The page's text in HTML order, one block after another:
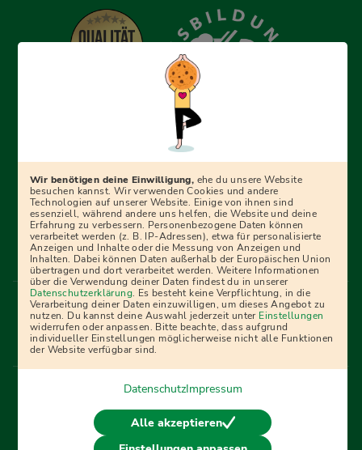
Erfolgreich bewerben mit Ausbildungspark: Wir
begleiten dich Schritt für Schritt bei deinem Start in den
Beruf oder ins Studium – mit smarten E-Learning-Tools,
Ratgebern und Prüfungspaketen, interaktiven
Videokursen und vielem mehr. Für alle, die was werden
wollen!
Menü Fußleiste
Impressum Bildquellen Presse
Mediadaten
Partner
AGB Datenschutz
Widerrufsbelehrung
Bestellung
Affiliate Partner Cookies
Vertrag widerrufen
Wir benötigen deine Einwilligung, ehe du unsere Website
besuchen kannst. Wir verwenden Cookies und andere
Technologien auf unserer Website. Einige von ihnen sind
essenziell, während andere uns helfen, die Website und deine
Erfahrung zu verbessern. Personenbezogene Daten können
verarbeitet werden (z. B. IP-Adressen), etwa für personalisierte
Anzeigen und Inhalte oder die Messung von Anzeigen und
Inhalten. Dabei können Daten außerhalb der Europäischen Union
übertragen und dort verarbeitet werden. Weitere Informationen
über die Verwendung deiner Daten findest du in unserer
Datenschutzerklärung. Es besteht keine Verpflichtung, in die
Verarbeitung deiner Daten einzuwilligen, um dieses Angebot zu
nutzen. Du kannst deine Auswahl jederzeit unter Einstellungen
widerrufen oder anpassen. Bitte beachte, dass aufgrund
individueller Einstellungen möglicherweise nicht alle Funktionen
der Website verfügbar sind.
DatenschutzImpressum
Alle akzeptieren